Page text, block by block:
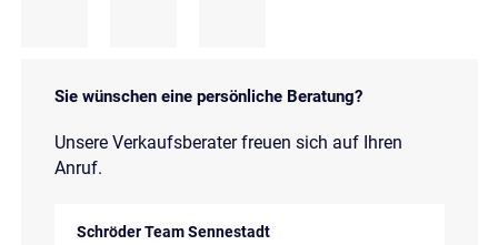
Sie wünschen eine persönliche Beratung?
Unsere Verkaufsberater freuen sich auf Ihren
Anruf.
Schröder Team Sennestadt